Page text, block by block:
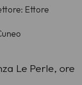
Ettore
Le Perle, ore